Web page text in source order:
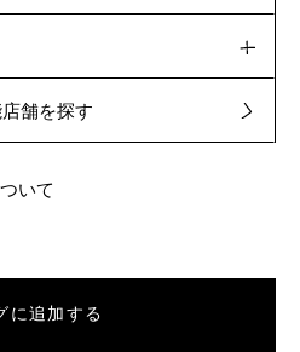
舗を探す
いて
に追加する